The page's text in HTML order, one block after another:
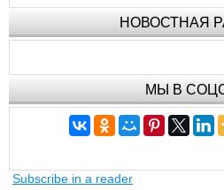
НОВОСТНАЯ
МЫ В
Subscribe in a reader